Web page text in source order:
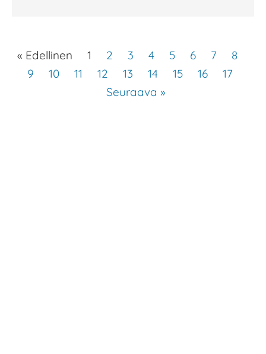
« Edellinen 1 2 3 4 5 6 7
8
9
10 11 12 13 14 15 16
17
Seuraava »